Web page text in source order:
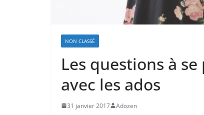
NON CLASSÉ
Les questions à
avec les ados
31 janvier 2017 Adozen